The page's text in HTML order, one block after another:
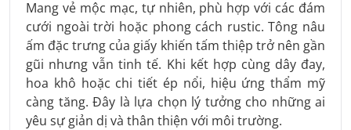
Mang vẻ mộc mạc, tự nhiên, phù hợp với các đám
cưới ngoài trời hoặc phong cách rustic. Tông nâu
ấm đặc trưng của giấy khiến tấm thiệp trở nên gần
gũi nhưng vẫn tinh tế. Khi kết hợp cùng dây đay,
hoa khô hoặc chi tiết ép nổi, hiệu ứng thẩm mỹ
càng tăng. Đây là lựa chọn lý tưởng cho những ai
yêu sự giản dị và thân thiện với môi trường.